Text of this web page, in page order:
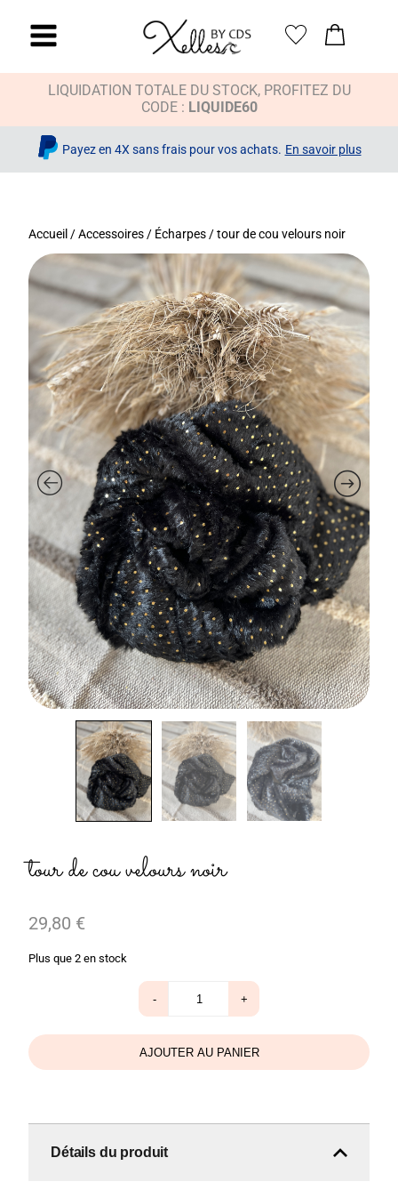
LIQUIDATION TOTALE DU STOCK, PROFITEZ DU
CODE : LIQUIDE60
Payez en 4X sans frais pour vos achats. En savoir plus
Accueil /Accessoires / Écharpes / tour de cou velours noir
tour de cou velours noir
29,80 €
Plus que 2 en stock
de
tour
de
cou
velours
noir
- +
AJOUTER AU PANIER
Détails du produit